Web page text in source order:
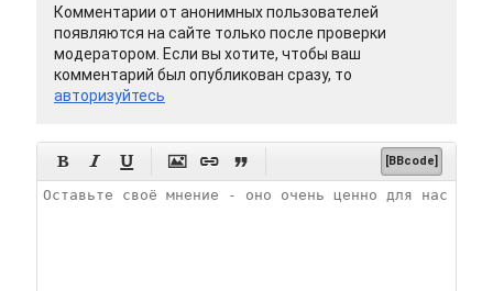
Комментарии от анонимных пользователей
появляются на сайте только после проверки
модератором. Если вы хотите, чтобы ваш
комментарий был опубликован сразу, то
авторизуйтесь
      [BBcode]